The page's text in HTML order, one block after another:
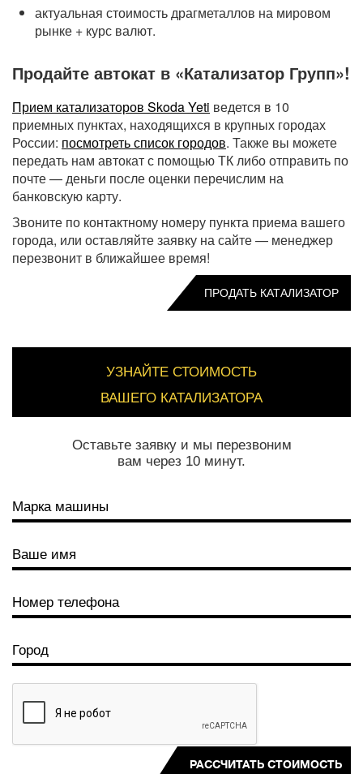
актуальная стоимость драгметаллов на мировом
рынке + курс валют.
Продайте автокат в «Катализатор Групп»!
Прием катализаторов Skoda Yeti ведется в 10
приемных пунктах, находящихся в крупных городах
России: посмотреть список городов. Также вы можете
передать нам автокат с помощью ТК либо отправить по
почте — деньги после оценки перечислим на
банковскую карту.
Звоните по контактному номеру пункта приема вашего
города, или оставляйте заявку на сайте — менеджер
перезвонит в ближайшее время!
ПРОДАТЬ КАТАЛИЗАТОР
УЗНАЙТЕ СТОИМОСТЬ
ВАШЕГО КАТАЛИЗАТОРА
Оставьте заявку и мы перезвоним
вам через 10 минут.